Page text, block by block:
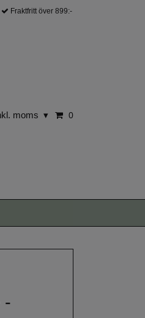
Fraktfritt över 899:-
moms ▾ 0
-